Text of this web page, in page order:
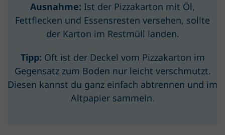
Ausnahme: Ist der Pizzakarton mit Öl,
Fettflecken und Essensresten versehen, sollte
der Karton im Restmüll landen.
Tipp: Oft ist der Deckel vom Pizzakarton im
Gegensatz zum Boden nur leicht verschmutzt.
Diesen kannst du ganz einfach abtrennen und im
Altpapier sammeln.